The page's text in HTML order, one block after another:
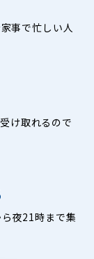
事で忙しい人
け取れるので
夜21時まで集